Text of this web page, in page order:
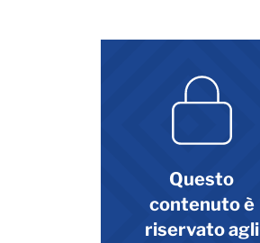
Questo
contenuto è
riservato agli